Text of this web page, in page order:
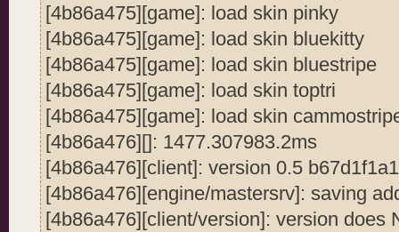
[4b86a475][game]: load skin pinky
[4b86a475][game]: load skin bluekitty
[4b86a475][game]: load skin bluestripe
[4b86a475][game]: load skin toptri
[4b86a475][game]: load skin
[4b86a476][]: 1477.307983.2ms
[4b86a476][client]: version 0.5
[4b86a476][engine/mastersrv]: saving
[4b86a476][client/version]: version does